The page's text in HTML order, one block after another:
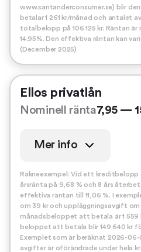
www.santanderconsumer.se) blir
betalar 1 261 kr/månad och antalet
totalbelopp på 106 125 kr. Räntan är
14.95%. Den effektiva räntan kan
(December 2025)
Ellos privatlån
Nominell ränta7,95 —
Mer info
Räkneexempel: Vid ett kreditbelopp
årsränta på 9,68 % och 8 års
effektiva räntan till 11,06 %. I
om 39 kr och uppläggningsavgift
månadsbeloppet att betala är 1 559
beloppet att betala blir 149 640 kr
Exemplet som är beräknat 2026-
avgifter är oförändrade under hela